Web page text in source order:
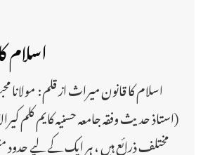
اسلام
اسلام کا قانون میراث از قلم: مولانا
(استاذ حدیث وفقہ جامعہ حسنیہ کایم
مختلف ذرائع ہیں ، ہر ایک کے لیے حدود